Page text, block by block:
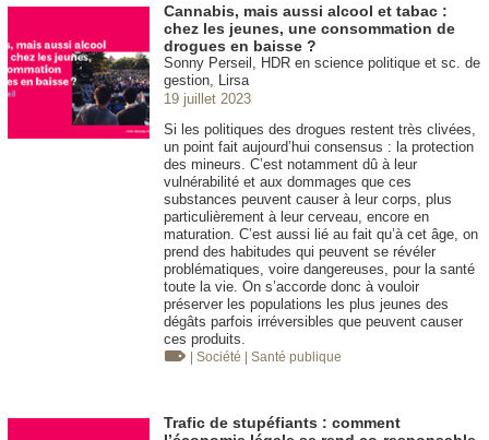
Cannabis, mais aussi alcool et tabac :
chez les jeunes, une consommation de
drogues en baisse ?
Sonny Perseil, HDR en science politique et sc. de
gestion, Lirsa
19 juillet 2023
Si les politiques des drogues restent très clivées,
un point fait aujourd’hui consensus : la protection
des mineurs. C’est notamment dû à leur
vulnérabilité et aux dommages que ces
substances peuvent causer à leur corps, plus
particulièrement à leur cerveau, encore en
maturation. C’est aussi lié au fait qu’à cet âge, on
prend des habitudes qui peuvent se révéler
problématiques, voire dangereuses, pour la santé
toute la vie. On s’accorde donc à vouloir
préserver les populations les plus jeunes des
dégâts parfois irréversibles que peuvent causer
ces produits.
| Société | Santé publique
Trafic de stupéfiants : comment